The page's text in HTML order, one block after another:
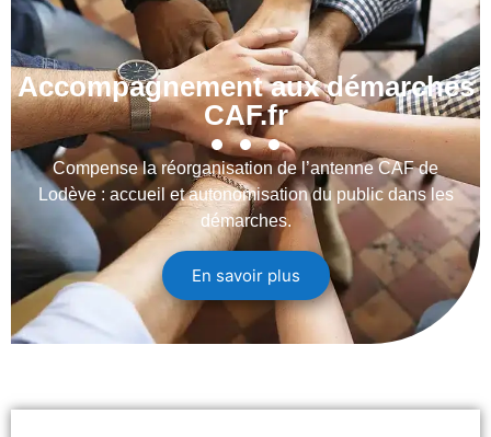
Accompagnement aux démarches
CAF.fr
Compense la réorganisation de l’antenne CAF de
Lodève : accueil et autonomisation du public dans les
démarches.
En savoir plus